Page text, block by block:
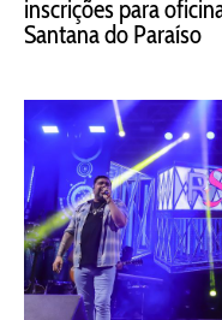
inscrições para
Santana do Paraíso